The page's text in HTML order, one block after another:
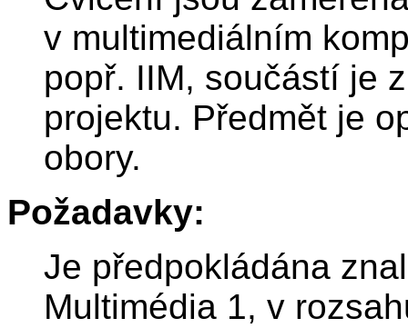
v multimediálním
popř. IIM, součástí je
projektu. Předmět je
obory.
Požadavky:
Je předpokládána
Multimédia 1, v